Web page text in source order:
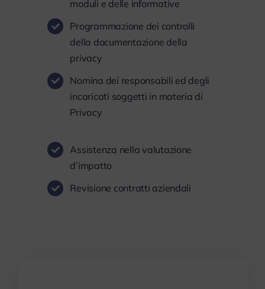
moduli e delle informative
Programmazione dei controlli
della documentazione della
privacy
Nomina dei responsabili ed degli
incaricati soggetti in materia di
Privacy
Assistenza nella valutazione
d’impatto
Revisione contratti aziendali